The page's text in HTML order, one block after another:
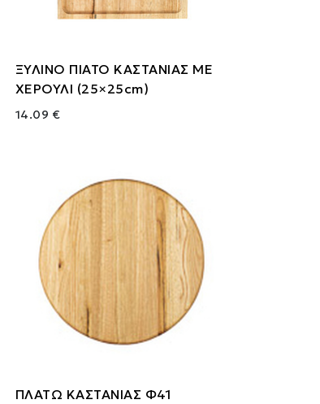
ΞΥΛΙΝΟ ΠΙΑΤΟ ΚΑΣΤΑΝΙΑΣ ΜΕ
ΧΕΡΟΥΛΙ (25×25cm)
14.09 €
ΠΛΑΤΩ ΚΑΣΤΑΝΙΑΣ Φ41